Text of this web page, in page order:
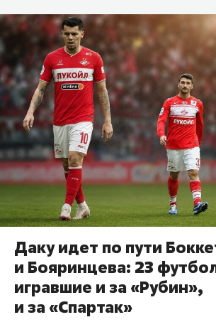
Даку идет по пути
и Бояринцева: 23
игравшие и за «Рубин»,
и за «Спартак»